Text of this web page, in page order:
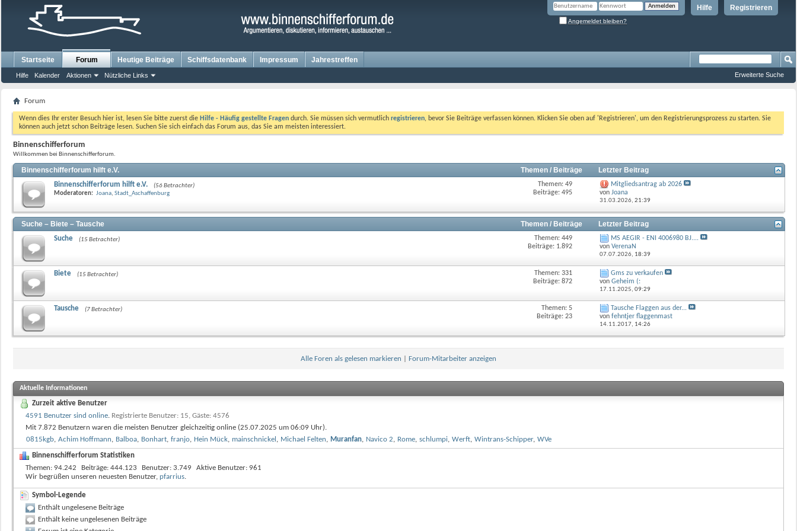
Registrieren
Hilfe
Angemeldet bleiben?
Startseite Forum
Hilfe Kalender Aktionen Nützliche Links
Heutige Beiträge Schiffsdatenbank Impressum Jahrestreffen
Erweiterte Suche
Forum
Wenn dies Ihr erster Besuch hier ist, lesen Sie bitte zuerst die Hilfe - Häufig gestellte Fragen durch. Sie müssen sich vermutlich registrieren, bevor Sie Beiträge verfassen können. Klicken Sie oben auf 'Registrieren', um den Registrierungsprozess zu starten. Sie
können auch jetzt schon Beiträge lesen. Suchen Sie sich einfach das Forum aus, das Sie am meisten interessiert.
Binnenschifferforum
Willkommen bei Binnenschifferforum.
Binnenschifferforum hilft e.V. Themen / Beiträge Letzter Beitrag
Binnenschifferforum hilft e.V.
(56 Betrachter)
Moderatoren: Joana, Stadt_Aschaffenburg
Themen: 49
Beiträge: 495
Mitgliedsantrag ab 2026
von Joana
31.03.2026, 21:39
Suche – Biete – Tausche Themen / Beiträge Letzter Beitrag
Suche (15 Betrachter)
Themen: 449
Beiträge: 1.892
MS AEGIR - ENI 4006980 BJ....
von VerenaN
07.07.2026, 18:39
Biete (15 Betrachter)
Themen: 331
Beiträge: 872
Gms zu verkaufen
von Geheim (:
17.11.2025, 09:29
Tausche (7 Betrachter)
Themen: 5
Beiträge: 23
Tausche Flaggen aus der...
von fehntjer flaggenmast
14.11.2017, 14:26
Alle Foren als gelesen markieren Forum-Mitarbeiter anzeigen
Aktuelle Informationen
Zurzeit aktive Benutzer
4591 Benutzer sind online. Registrierte Benutzer: 15, Gäste: 4576
Mit 7.872 Benutzern waren die meisten Benutzer gleichzeitig online (25.07.2025 um 06:09 Uhr).
0815kgb, Achim Hoffmann, Balboa, Bonhart, franjo, Hein Mück, mainschnickel , Michael Felten, Muranfan, Navico 2, Rome, schlumpi, Werft, Wintrans-Schipper, WVe
Binnenschifferforum Statistiken
Themen
94.242 Beiträge 444.123 Benutzer 3.749 Aktive Benutzer 961
Wir begrüßen unseren neuesten Benutzer, pfarrius
Symbol-Legende
Enthält ungelesene Beiträge
Enthält keine ungelesenen Beiträge